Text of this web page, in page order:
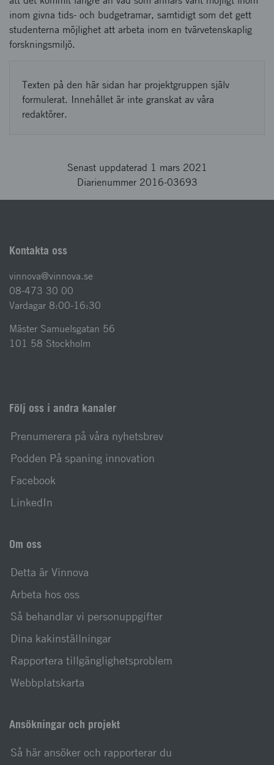
inom givna tids- och budgetramar, samtidigt som det gett
studenterna möjlighet att arbeta inom en tvärvetenskaplig
forskningsmiljö.
Texten på den här sidan har projektgruppen själv
formulerat. Innehållet är inte granskat av våra
redaktörer.
Senast uppdaterad 1 mars 2021
Diarienummer 2016-03693
Kontakta oss
vinnova@vinnova.se
08-473 30 00
Vardagar 8:00-16:30
Mäster Samuelsgatan 56
101 58 Stockholm
Följ oss i andra kanaler
Prenumerera på våra nyhetsbrev
Podden På spaning innovation
Facebook
LinkedIn
Om oss
Detta är Vinnova
Arbeta hos oss
Så behandlar vi personuppgifter
Dina kakinställningar
Rapportera tillgänglighetsproblem
Webbplatskarta
Ansökningar och projekt
Så här ansöker och rapporterar du